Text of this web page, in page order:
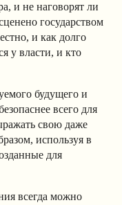
и не наговорят ли
государством
и как долго
у власти, и кто
будущего и
всего для
свою даже
используя в
для
всегда можно